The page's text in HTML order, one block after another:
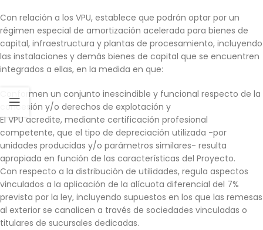
Con relación a los VPU, establece que podrán optar por un
régimen especial de amortización acelerada para bienes de
capital, infraestructura y plantas de procesamiento, incluyendo
las instalaciones y demás bienes de capital que se encuentren
integrados a ellas, en la medida en que:
Conformen un conjunto inescindible y funcional respecto de la
concesión y/o derechos de explotación y
El VPU acredite, mediante certificación profesional
competente, que el tipo de depreciación utilizada -por
unidades producidas y/o parámetros similares- resulta
apropiada en función de las características del Proyecto.
Con respecto a la distribución de utilidades, regula aspectos
vinculados a la aplicación de la alícuota diferencial del 7%
prevista por la ley, incluyendo supuestos en los que las remesas
al exterior se canalicen a través de sociedades vinculadas o
titulares de sucursales dedicadas.